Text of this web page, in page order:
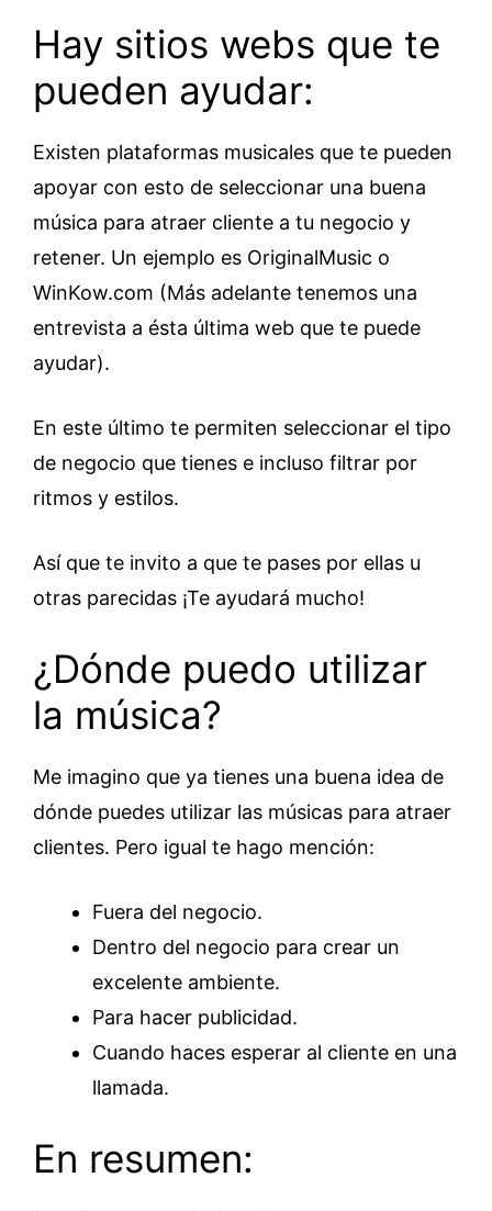
Hay sitios webs que te
pueden ayudar:
Existen plataformas musicales que te pueden
apoyar con esto de seleccionar una buena
música para atraer cliente a tu negocio y
retener. Un ejemplo es OriginalMusic o
WinKow.com (Más adelante tenemos una
entrevista a ésta última web que te puede
ayudar).
En este último te permiten seleccionar el tipo
de negocio que tienes e incluso filtrar por
ritmos y estilos.
Así que te invito a que te pases por ellas u
otras parecidas ¡Te ayudará mucho!
¿Dónde puedo utilizar
la música?
Me imagino que ya tienes una buena idea de
dónde puedes utilizar las músicas para atraer
clientes. Pero igual te hago mención:
Fuera del negocio.
Dentro del negocio para crear un
excelente ambiente.
Para hacer publicidad.
Cuando haces esperar al cliente en una
llamada.
En resumen: